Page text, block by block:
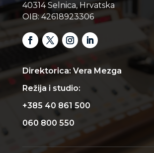
40314 Selnica, Hrvatska
OIB: 42618923306
Direktorica: Vera Mezga
Režija i studio:
+385 40 861 500
060 800 550